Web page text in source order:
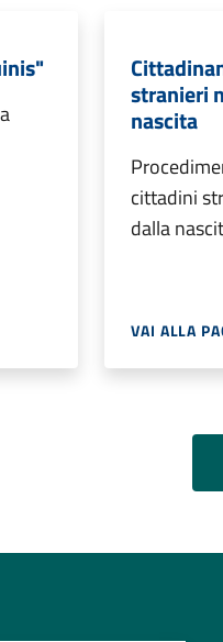
stranieri
nascita
cittadini
dalla
VAI ALLA